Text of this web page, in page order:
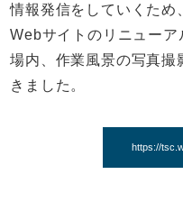
情報発信をしていくため
Webサイトのリニュー
場内、作業風景の写真撮
きました。
https://